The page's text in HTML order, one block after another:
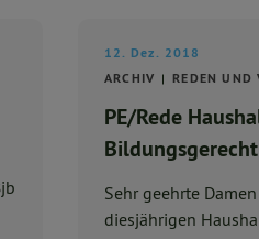
12. Dez. 2018
ARCHIV
REDEN UND
PE/Rede
Sehr geehrte
diesjährigen